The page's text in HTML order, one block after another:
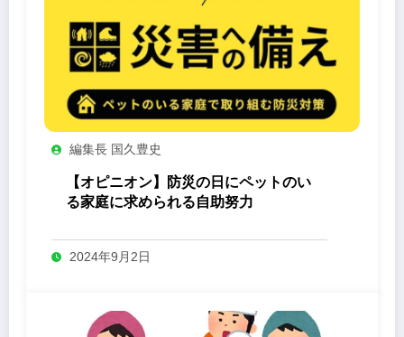
編集長 国久豊史
【オピニオン】防災の日にペットのい
る家庭に求められる自助努力
2024年9月2日